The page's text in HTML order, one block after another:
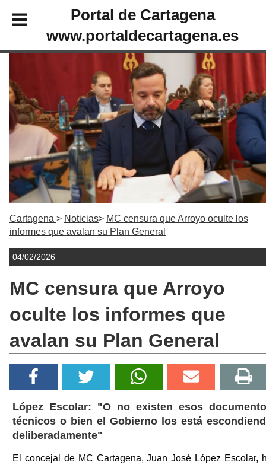
Portal de Cartagena
www.portaldecartagena.es
Cartagena Noticias
MC censura que Arroyo oculte los
informes que avalan su Plan General
04/02/2026
MC censura que Arroyo
oculte los informes que
avalan su Plan General
López Escolar: "O no existen esos
técnicos o bien el Gobierno los está
deliberadamente"
El concejal de MC Cartagena, Juan José López Escolar,